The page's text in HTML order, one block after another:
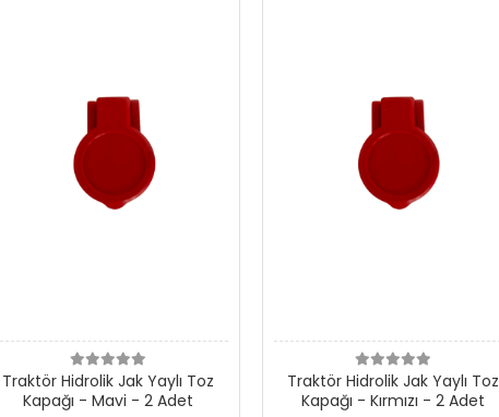
Traktör Hidrolik Jak Yaylı Toz
Kapağı - Mavi - 2 Adet
Traktör Hidrolik Jak Yaylı Toz
Kapağı - Kırmızı - 2 Adet